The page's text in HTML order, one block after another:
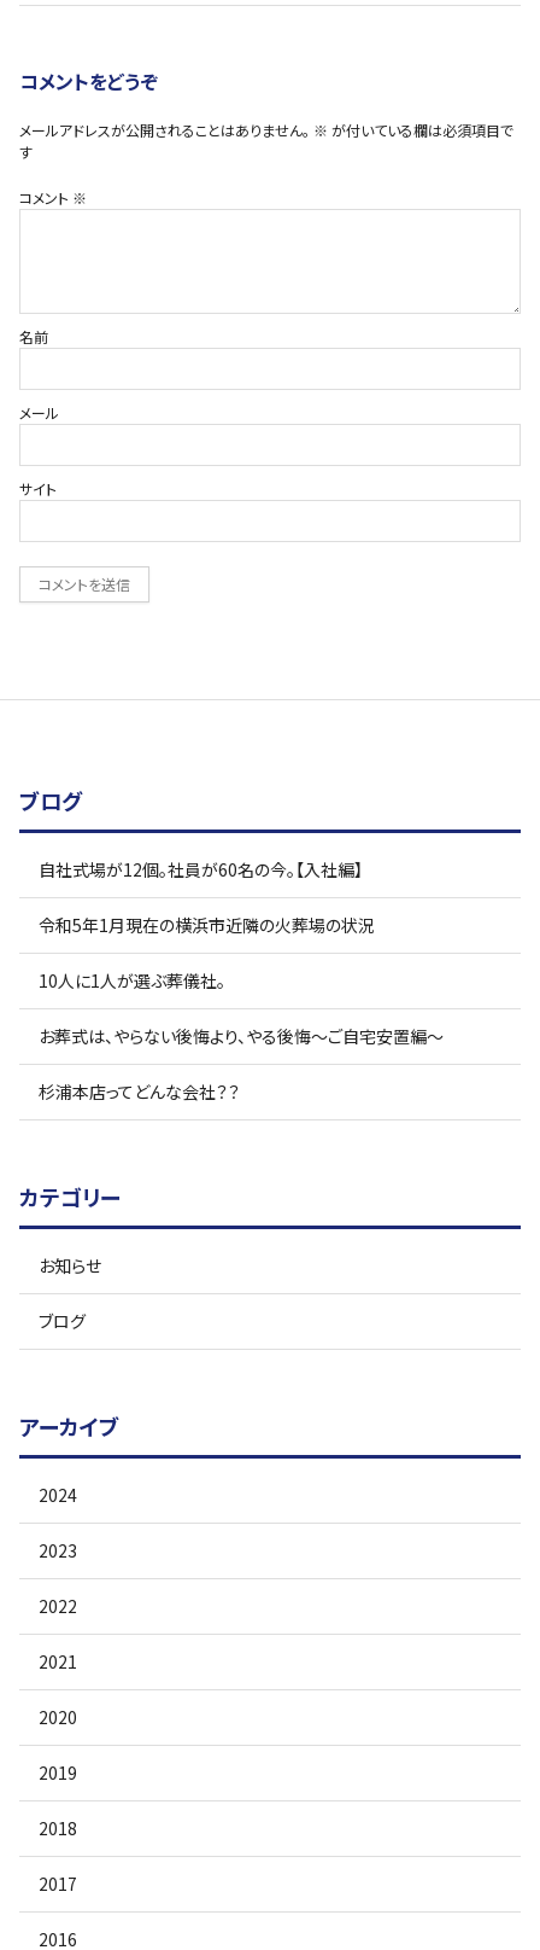
コメントをどうぞ
メールアドレスが公開されることはありません。 ※ が付いている欄は必須項目で
す
コメント ※
名前
メール
サイト
ブログ
自社式場が12個。社員が60名の今。【入社編】
令和5年1月現在の横浜市近隣の火葬場の状況
10人に1人が選ぶ葬儀社。
お葬式は、やらない後悔より、やる後悔〜ご自宅安置編〜
杉浦本店ってどんな会社？？
カテゴリー
お知らせ
ブログ
アーカイブ
2024
2023
2022
2021
2020
2019
2018
2017
2016